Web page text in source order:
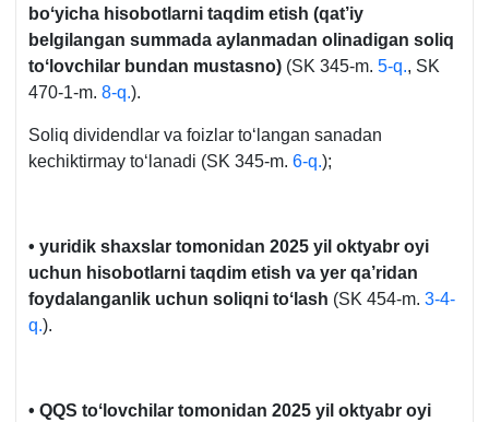
boʻyicha hisobotlarni taqdim etish (qat’iy
belgilangan summada aylanmadan olinadigan soliq
toʻlovchilar bundan mustasno) (SK 345-m. 5-q., SK
470-1-m. 8-q.).
Soliq dividendlar va foizlar toʻlangan sanadan
kechiktirmay toʻlanadi (SK 345-m. 6-q.);
• yuridik shaхslar tomonidan 2025 yil oktyabr oyi
uchun hisobotlarni taqdim etish va yer qa’ridan
foydalanganlik uchun soliqni toʻlash (SK 454-m. 3-4-
q.).
• QQS toʻlovchilar tomonidan 2025 yil oktyabr oyi